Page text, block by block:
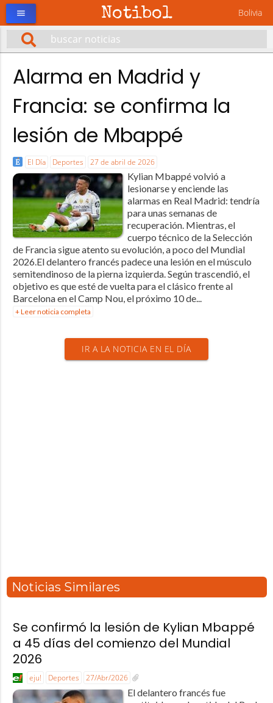
Notibol Bolivia
menu
Alarma en Madrid y
Francia: se confirma la
lesión de Mbappé
El Día Deportes 27 de abril de 2026
Kylian Mbappé volvió a
lesionarse y enciende las
alarmas en Real Madrid: tendría
para unas semanas de
recuperación. Mientras, el
cuerpo técnico de la Selección
de Francia sigue atento su evolución, a poco del Mundial
2026.El delantero francés padece una lesión en el músculo
semitendinoso de la pierna izquierda. Según trascendió, el
objetivo es que esté de vuelta para el clásico frente al
Barcelona en el Camp Nou, el próximo 10 de...
+ Leer noticia completa
IR A LA NOTICIA EN EL DÍA
Noticias Similares
Se confirmó la lesión de Kylian Mbappé
a 45 días del comienzo del Mundial
2026
eju! Deportes 27/Abr/2026
El delantero francés fue